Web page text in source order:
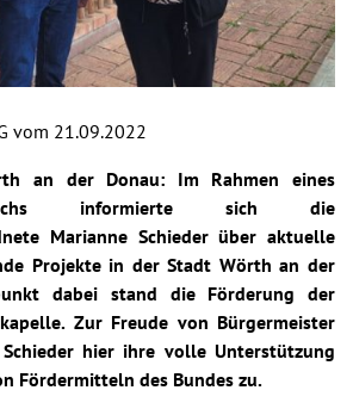
vom 21.09.2022
an der Donau: Im Rahmen eines
informierte sich die
Marianne Schieder über aktuelle
Projekte in der Stadt Wörth an der
dabei stand die Förderung der
Zur Freude von Bürgermeister
Schieder hier ihre volle Unterstützung
Fördermitteln des Bundes zu.